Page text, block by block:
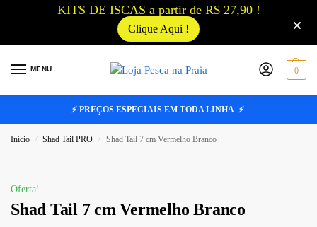
KITS DE ISCAS a partir de R$ 27,90 !
Clique Aqui !
MENU 0
⚡ PREÇOS ESPECIAIS EM TODA LINHA ⚡
Início / Shad Tail PRO / Shad Tail 7 cm Vermelho Branco
Oferta!
Shad Tail 7 cm Vermelho Branco